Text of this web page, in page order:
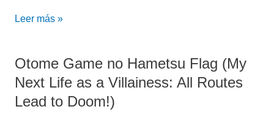
Leer más »
Otome Game no Hametsu Flag (My
Next Life as a Villainess: All Routes
Lead to Doom!)
Otome
Game
Hametsu